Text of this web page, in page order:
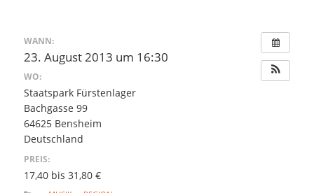
WANN:
23. August 2013 um 16:30
WO:
Staatspark Fürstenlager
Bachgasse 99
64625 Bensheim
Deutschland
PREIS:
17,40 bis 31,80 €